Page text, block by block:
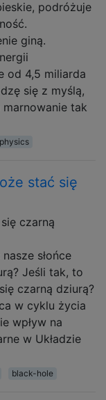
podróżuje
giną.
od 4,5 miliarda
się z myślą,
tak
stać się
czarną
słońce
Jeśli tak, to
czarną dziurą?
w cyklu życia
wpływ na
w Układzie
black-hole